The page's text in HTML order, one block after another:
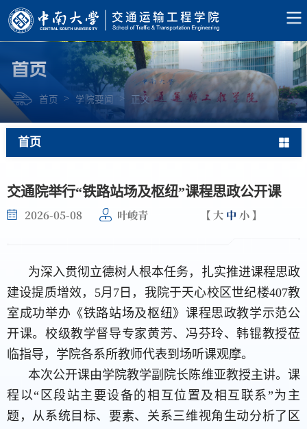
首页
首页 > 学院要闻 > 正文
首页
交通院举行“铁路站场及枢纽”课程思政公开课
2026-05-08
叶峻青 大 中 小
为深入贯彻立德树人根本任务，扎实推进课程思政
建设提质增效，5月7日，我院于天心校区世纪楼407教
室成功举办《铁路站场及枢纽》课程思政教学示范公
开课。校级教学督导专家黄芳、冯芬玲、韩锟教授莅
临指导，学院各系所教师代表到场听课观摩。
本次公开课由学院教学副院长陈维亚教授主讲。课
程以“区段站主要设备的相互位置及相互联系”为主
题，从系统目标、要素、关系三维视角生动分析了区